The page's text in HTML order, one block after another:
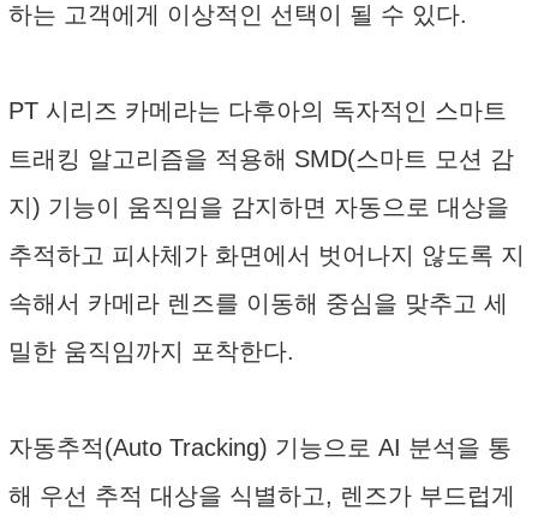
하는 고객에게 이상적인 선택이 될 수 있다.
PT 시리즈 카메라는 다후아의 독자적인 스마트
트래킹 알고리즘을 적용해 SMD(스마트 모션 감
지) 기능이 움직임을 감지하면 자동으로 대상을
추적하고 피사체가 화면에서 벗어나지 않도록 지
속해서 카메라 렌즈를 이동해 중심을 맞추고 세
밀한 움직임까지 포착한다.
자동추적(Auto Tracking) 기능으로 AI 분석을 통
해 우선 추적 대상을 식별하고, 렌즈가 부드럽게